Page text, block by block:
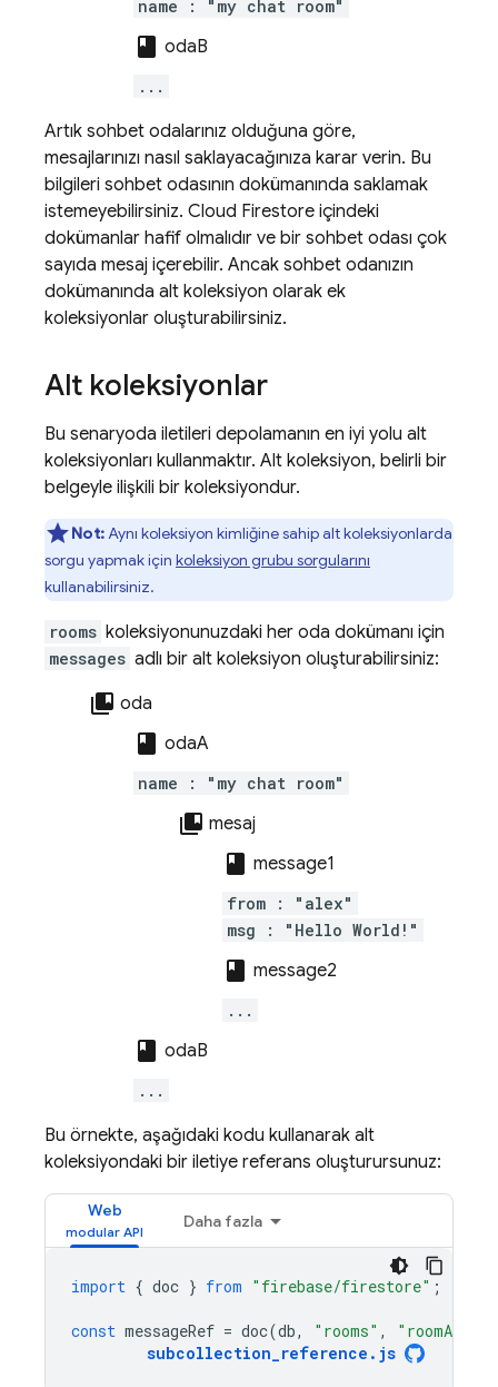
name : "my chat room"
class odaB
...
Artık sohbet odalarınız olduğuna göre,
mesajlarınızı nasıl saklayacağınıza karar verin. Bu
bilgileri sohbet odasının dokümanında saklamak
istemeyebilirsiniz. Cloud Firestore içindeki
dokümanlar hafif olmalıdır ve bir sohbet odası çok
sayıda mesaj içerebilir. Ancak sohbet odanızın
dokümanında alt koleksiyon olarak ek
koleksiyonlar oluşturabilirsiniz.
Alt koleksiyonlar
Bu senaryoda iletileri depolamanın en iyi yolu alt
koleksiyonları kullanmaktır. Alt koleksiyon, belirli bir
belgeyle ilişkili bir koleksiyondur.
Not:Aynı koleksiyon kimliğine sahip alt koleksiyonlarda
sorgu yapmak için koleksiyon grubu sorgularını
kullanabilirsiniz.
rooms koleksiyonunuzdaki her oda dokümanı için
messages adlı bir alt koleksiyon oluşturabilirsiniz:
collections_bookmark oda
class odaA
name : "my chat room"
collections_bookmark mesaj
class message1
from : "alex"
msg : "Hello World!"
class message2
...
class odaB
...
Bu örnekte, aşağıdaki kodu kullanarak alt
koleksiyondaki bir iletiye referans oluşturursunuz:
Web
Daha fazla
import { doc } from "firebase/firestore" ;
const messageRef = doc(db, "rooms" , "roomA"
subcollection_reference . js